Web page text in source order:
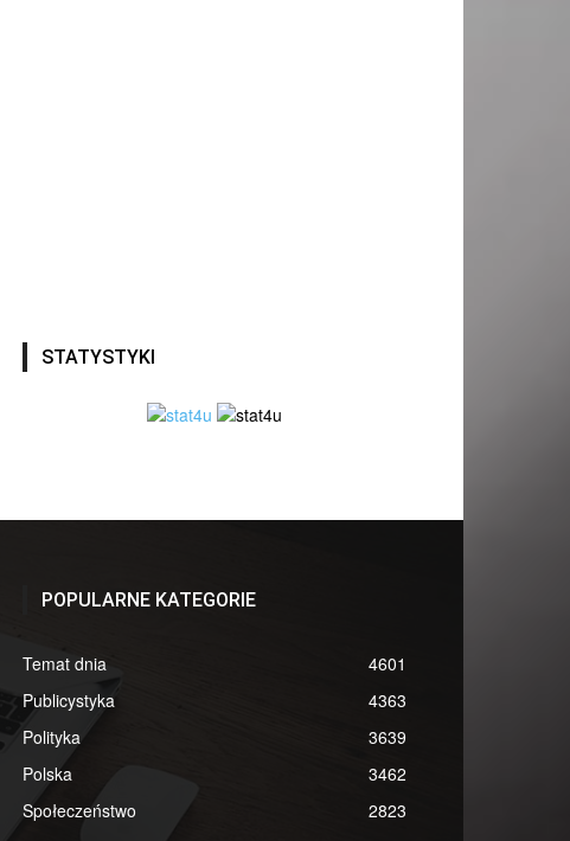
STATYSTYKI
POPULARNE KATEGORIE
Temat dnia
4601
Publicystyka
4363
Polityka
3639
Polska
3462
Społeczeństwo
2823